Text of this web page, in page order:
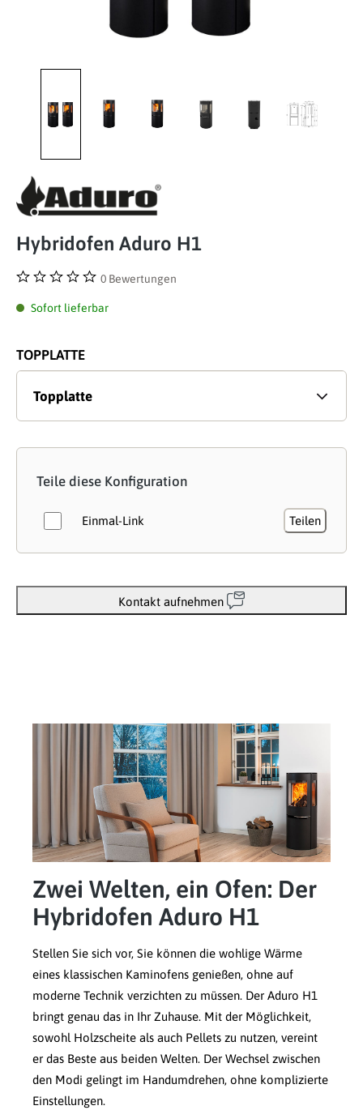
Hybridofen Aduro H1
0 Bewertungen
Sofort lieferbar
TOPPLATTE
Topplatte
Teile diese Konfiguration
Einmal-Link Teilen
Kontakt aufnehmen
Zwei Welten, ein Ofen: Der
Hybridofen Aduro H1
Stellen Sie sich vor, Sie können die wohlige Wärme
eines klassischen Kaminofens genießen, ohne auf
moderne Technik verzichten zu müssen. Der Aduro H1
bringt genau das in Ihr Zuhause. Mit der Möglichkeit,
sowohl Holzscheite als auch Pellets zu nutzen, vereint
er das Beste aus beiden Welten. Der Wechsel zwischen
den Modi gelingt im Handumdrehen, ohne komplizierte
Einstellungen.